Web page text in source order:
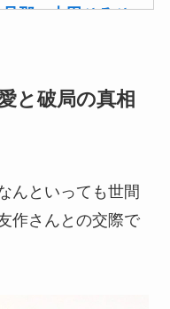
那・古田ひろひ
那・新原浩朗(官
旦那・太田光る
初め！夫の会社
と破局の真相
んといっても世間
作さんとの交際で